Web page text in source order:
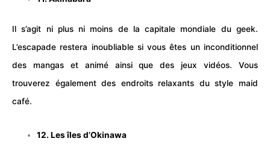
Il s’agit ni plus ni moins de la capitale mondiale du geek.
L’escapade restera inoubliable si vous êtes un inconditionnel
des mangas et animé ainsi que des jeux vidéos. Vous
trouverez également des endroits relaxants du style maid
café.
12. Les îles d’Okinawa